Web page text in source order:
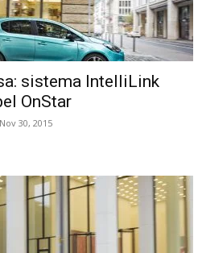
sistema IntelliLink
OnStar
Nov 30, 2015